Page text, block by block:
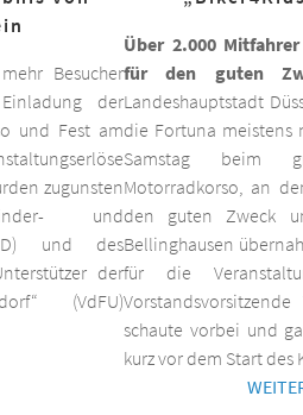
Besucher
der
und Fest am
zugunsten
und
und des
der
(VdFU)
Über 2.000
für den guten
Landeshauptstadt
die Fortuna meistens
Samstag beim
Motorradkorso, an
den guten Zweck
Bellinghausen
für die
schaute vorbei und
kurz vor dem Start